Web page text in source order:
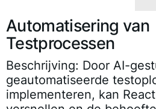
Automatisering van
Testprocessen
Beschrijving: Door AI-
geautomatiseerde
implementeren, kan